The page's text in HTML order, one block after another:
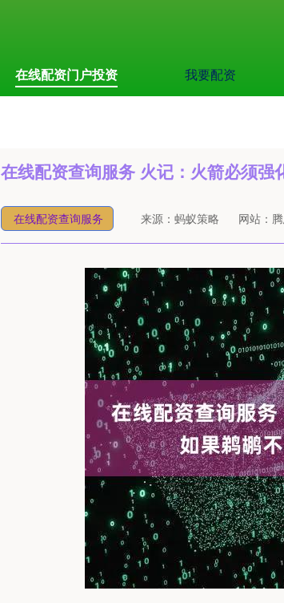
在线配资门户投资 我要配资
在线配资查询服务 火记：火箭必须
在线配资查询服务 来源：蚂蚁策略 网站：